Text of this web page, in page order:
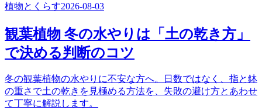
植物とくらす2026-08-03
観葉植物 冬の水やりは「土の乾き方」
で決める判断のコツ
冬の観葉植物の水やりに不安な方へ。日数ではなく、指と鉢
の重さで土の乾きを見極める方法を、失敗の避け方とあわせ
て丁寧に解説します。